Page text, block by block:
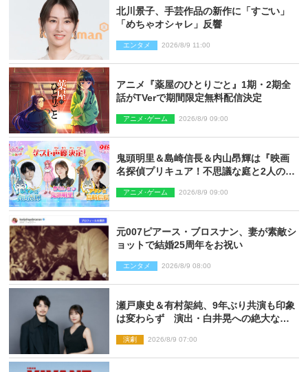
北川景子、手芸作品の新作に「すごい」
「めちゃオシャレ」反響
エンタメ 2026/8/9 11:00
アニメ『薬屋のひとりごと』1期・2期全
話がTVerで期間限定無料配信決定
アニメ･ゲーム 2026/8/9 09:00
鬼頭明里＆島崎信長＆内山昂輝は『映画
名探偵プリキュア！不思議な庭と2人の秘
アニメ･ゲーム 2026/8/9 09:00
元007ピアース・ブロスナン、妻が素敵シ
ョットで結婚25周年をお祝い
エンタメ 2026/8/9 08:00
瀬戸康史＆有村架純、9年ぶり共演も印象
は変わらず 演出・白井晃への絶大なる
演劇 2026/8/9 07:00